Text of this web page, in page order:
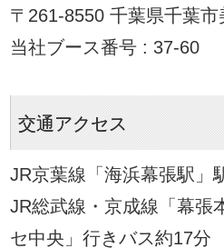
〒261-8550 千葉県千葉
当社ブース番号 : 37-60
交通アクセス
JR京葉線「海浜幕張駅」
JR総武線・京成線「幕張
セ中央」行きバス約17分